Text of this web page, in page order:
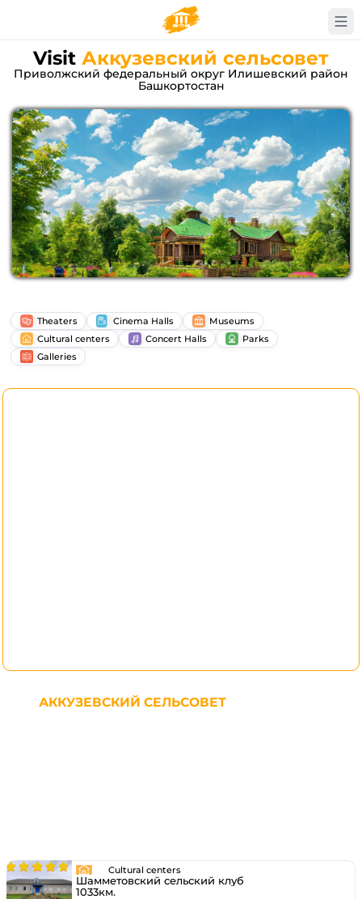
Visit Аккузевский сельсовет
Приволжский федеральный округ Илишевский район
Башкортостан
Theaters Cinema Halls
Museums
Cultural centers
Concert Halls
Parks
Galleries
АККУЗЕВСКИЙ СЕЛЬСОВЕТ
Cultural centers
Шамметовский сельский клуб
1033км.